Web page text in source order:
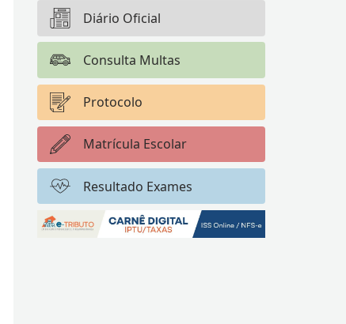
Diário Oficial
Consulta Multas
Protocolo
Matrícula Escolar
Resultado Exames